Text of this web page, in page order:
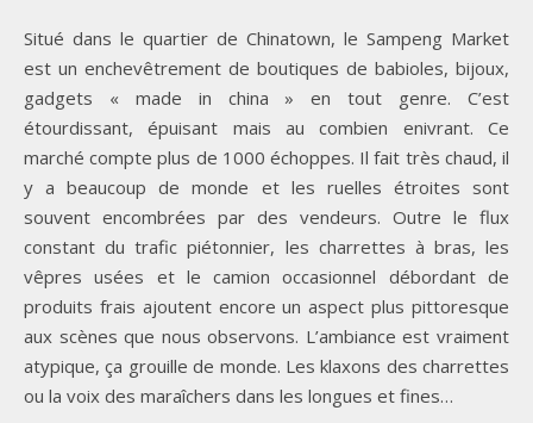
Situé dans le quartier de Chinatown, le Sampeng Market
est un enchevêtrement de boutiques de babioles, bijoux,
gadgets « made in china » en tout genre. C’est
étourdissant, épuisant mais au combien enivrant. Ce
marché compte plus de 1000 échoppes. Il fait très chaud, il
y a beaucoup de monde et les ruelles étroites sont
souvent encombrées par des vendeurs. Outre le flux
constant du trafic piétonnier, les charrettes à bras, les
vêpres usées et le camion occasionnel débordant de
produits frais ajoutent encore un aspect plus pittoresque
aux scènes que nous observons. L’ambiance est vraiment
atypique, ça grouille de monde. Les klaxons des charrettes
ou la voix des maraîchers dans les longues et fines…